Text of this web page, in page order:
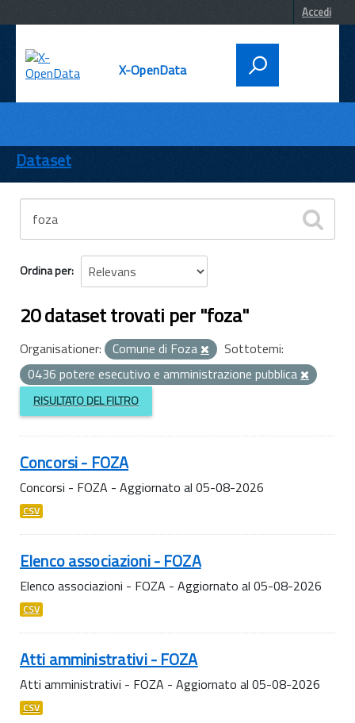
Accedi
X-OpenData
ENTI
TEMI
INFORMAZIONI
Dataset
Ordina per
20 dataset trovati per "foza"
Organisationer: Comune di Foza
Sottotemi:
0436 potere esecutivo e amministrazione pubblica
RISULTATO DEL FILTRO
Concorsi - FOZA
Concorsi - FOZA - Aggiornato al 05-08-2026
CSV
Elenco associazioni - FOZA
Elenco associazioni - FOZA - Aggiornato al 05-08-2026
CSV
Atti amministrativi - FOZA
Atti amministrativi - FOZA - Aggiornato al 05-08-2026
CSV